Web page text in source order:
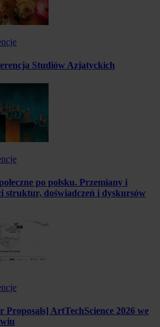
Studiów Azjatyckich
po polsku. Przemiany i
struktur, doświadczeń i dyskursów
Proposals] ArtTechScience 2026 we